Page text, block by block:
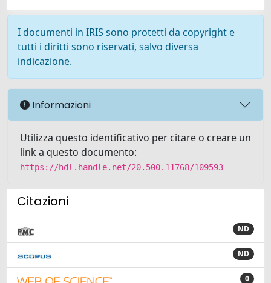
I documenti in IRIS sono protetti da copyright e
tutti i diritti sono riservati, salvo diversa
indicazione.
Informazioni
Utilizza questo identificativo per citare o creare un
link a questo documento:
https://hdl.handle.net/20.500.11768/109593
Citazioni
ND
ND
0